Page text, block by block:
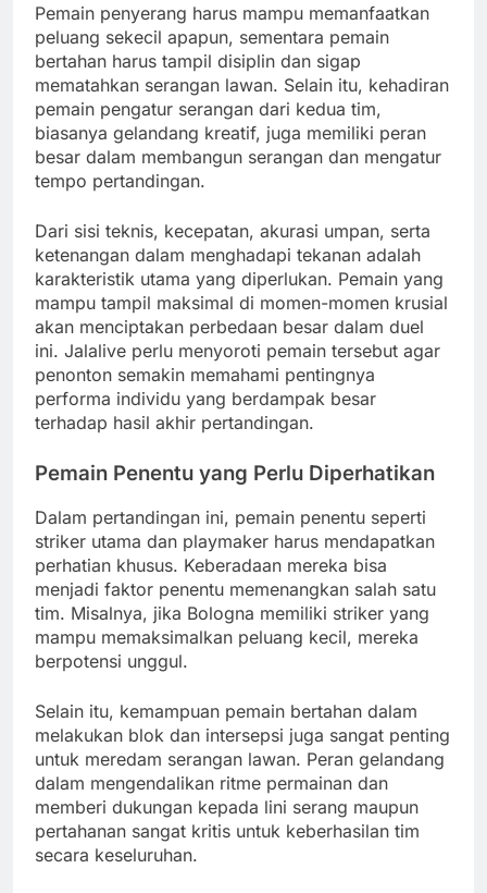
Pemain penyerang harus mampu memanfaatkan
peluang sekecil apapun, sementara pemain
bertahan harus tampil disiplin dan sigap
mematahkan serangan lawan. Selain itu, kehadiran
pemain pengatur serangan dari kedua tim,
biasanya gelandang kreatif, juga memiliki peran
besar dalam membangun serangan dan mengatur
tempo pertandingan.
Dari sisi teknis, kecepatan, akurasi umpan, serta
ketenangan dalam menghadapi tekanan adalah
karakteristik utama yang diperlukan. Pemain yang
mampu tampil maksimal di momen-momen krusial
akan menciptakan perbedaan besar dalam duel
ini. Jalalive perlu menyoroti pemain tersebut agar
penonton semakin memahami pentingnya
performa individu yang berdampak besar
terhadap hasil akhir pertandingan.
Pemain Penentu yang Perlu Diperhatikan
Dalam pertandingan ini, pemain penentu seperti
striker utama dan playmaker harus mendapatkan
perhatian khusus. Keberadaan mereka bisa
menjadi faktor penentu memenangkan salah satu
tim. Misalnya, jika Bologna memiliki striker yang
mampu memaksimalkan peluang kecil, mereka
berpotensi unggul.
Selain itu, kemampuan pemain bertahan dalam
melakukan blok dan intersepsi juga sangat penting
untuk meredam serangan lawan. Peran gelandang
dalam mengendalikan ritme permainan dan
memberi dukungan kepada lini serang maupun
pertahanan sangat kritis untuk keberhasilan tim
secara keseluruhan.